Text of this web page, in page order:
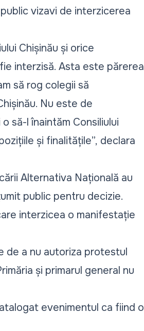
vizavi de interzicerea
Chișinău și orice
interzisă. Asta este părerea
să rog colegii să
Nu este de
să-l înaintăm Consiliului
și finalitățile”, declara
Alternativa Națională au
public pentru decizie.
interzicea o manifestație
de a nu autoriza protestul
și primarul general nu
evenimentul ca fiind o